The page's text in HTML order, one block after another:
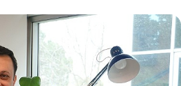
Facebook